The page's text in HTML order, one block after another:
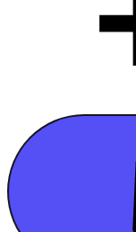
BAS